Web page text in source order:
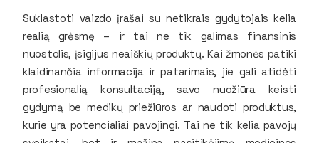
Suklastoti vaizdo įrašai su netikrais gydytojais kelia
realią grėsmę – ir tai ne tik galimas finansinis
nuostolis, įsigijus neaiškių produktų. Kai žmonės patiki
klaidinančia informacija ir patarimais, jie gali atidėti
profesionalią konsultaciją, savo nuožiūra keisti
gydymą be medikų priežiūros ar naudoti produktus,
kurie yra potencialiai pavojingi. Tai ne tik kelia pavojų